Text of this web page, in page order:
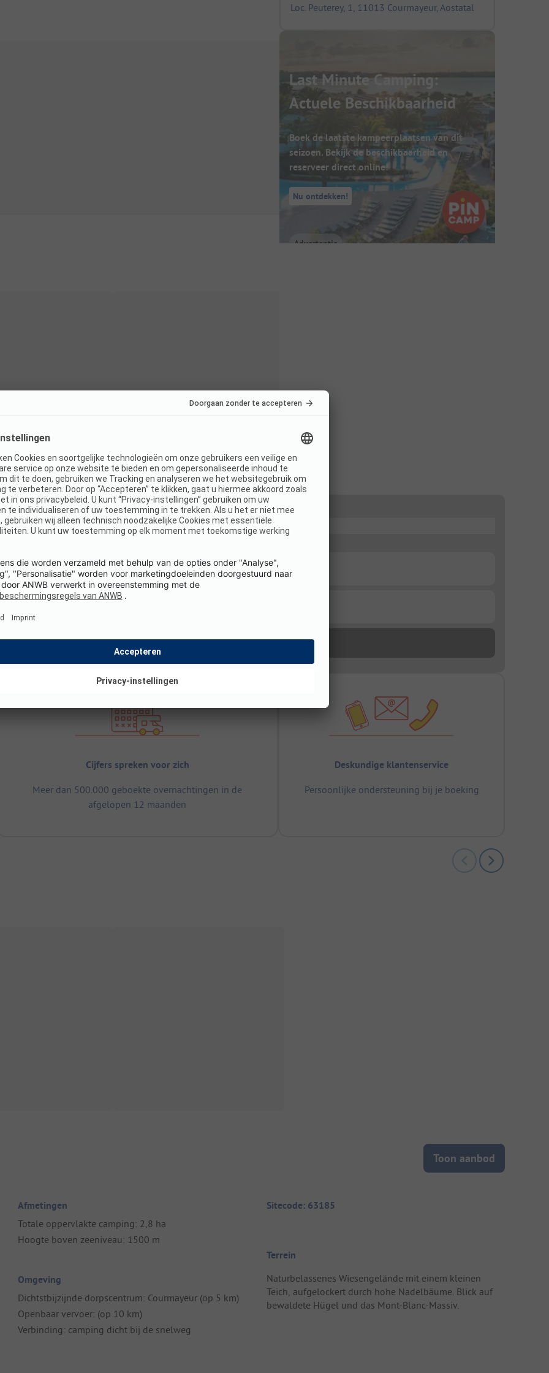
Loc. Peuterey, 1, 11013 Courmayeur, Aostatal
Last Minute Camping:
Actuele Beschikbaarheid
Boek de laatste kampeerplaatsen van dit
seizoen. Bekijk de beschikbaarheid en
reserveer direct online!
Nu ontdekken!
Cijfers spreken voor zich
Meer dan 500.000 geboekte overnachtingen in de
afgelopen 12 maanden
Deskundige klantenservice
Persoonlijke ondersteuning bij je boeking
Toon aanbod
Afmetingen
Totale oppervlakte camping: 2,8 ha
Hoogte boven zeeniveau: 1500 m
Omgeving
Dichtstbijzijnde dorpscentrum: Courmayeur (op 5 km)
Openbaar vervoer: (op 10 km)
Verbinding: camping dicht bij de snelweg
Sitecode: 63185
Terrein
Naturbelassenes Wiesengelände mit einem kleinen
Teich, aufgelockert durch hohe Nadelbäume. Blick auf
bewaldete Hügel und das Mont-Blanc-Massiv.